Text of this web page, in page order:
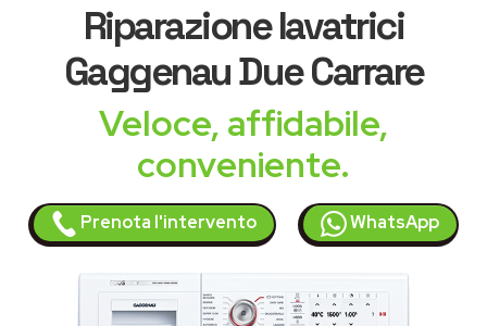
Riparazionelavatrici
GaggenauDue Carrare
Veloce, affidabile,
conveniente.
Prenota l'intervento WhatsApp